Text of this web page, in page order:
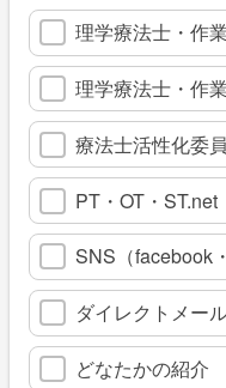
理学療法士・作
理学療法士・作
療法士活性化委
PT・OT・ST.net
SNS（facebook
ダイレクトメー
どなたかの紹介